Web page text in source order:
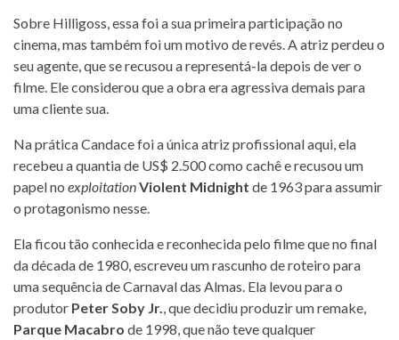
Sobre Hilligoss, essa foi a sua primeira participação no
cinema, mas também foi um motivo de revés. A atriz perdeu o
seu agente, que se recusou a representá-la depois de ver o
filme. Ele considerou que a obra era agressiva demais para
uma cliente sua.
Na prática Candace foi a única atriz profissional aqui, ela
recebeu a quantia de US$ 2.500 como cachê e recusou um
papel no exploitationViolent Midnight de 1963 para assumir
o protagonismo nesse.
Ela ficou tão conhecida e reconhecida pelo filme que no final
da década de 1980, escreveu um rascunho de roteiro para
uma sequência de Carnaval das Almas. Ela levou para o
produtor Peter Soby Jr. , que decidiu produzir um remake,
Parque Macabro de 1998, que não teve qualquer